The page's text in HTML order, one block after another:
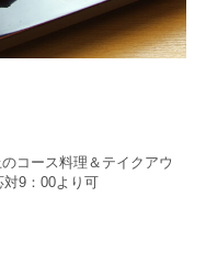
コース料理＆テイクアウ
9：00より可